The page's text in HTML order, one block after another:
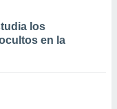
los
en la